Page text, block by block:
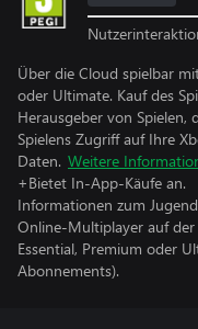
Über die Cloud spielbar
oder Ultimate. Kauf des
Herausgeber von Spielen,
Spielens Zugriff auf Ihre
Daten. Weitere
+Bietet In-App-Käufe an.
Informationen zum
Online-Multiplayer auf der
Essential, Premium oder
Abonnements).